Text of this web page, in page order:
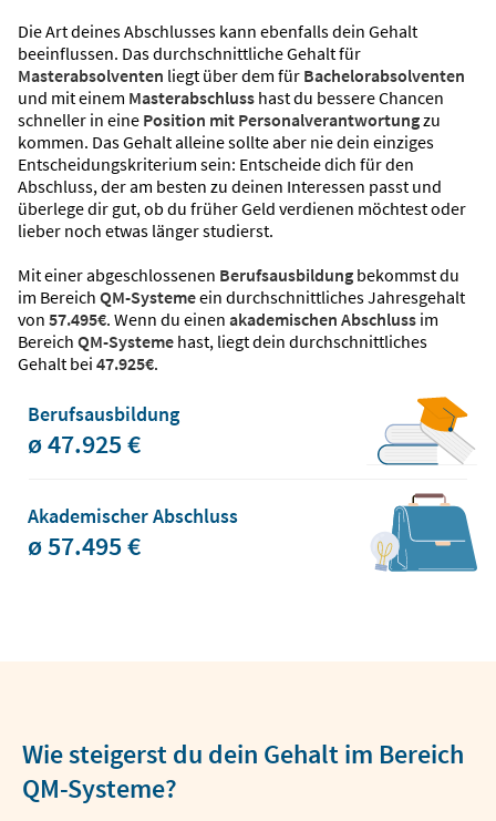
Die Art deines Abschlusses kann ebenfalls dein Gehalt
beeinflussen. Das durchschnittliche Gehalt für
Masterabsolventen liegt über dem für Bachelorabsolventen
und mit einem Masterabschluss hast du bessere Chancen
schneller in eine Position mit Personalverantwortungzu
kommen. Das Gehalt alleine sollte aber nie dein einziges
Entscheidungskriterium sein: Entscheide dich für den
Abschluss, der am besten zu deinen Interessen passt und
überlege dir gut, ob du früher Geld verdienen möchtest oder
lieber noch etwas länger studierst.
Mit einer abgeschlossenen Berufsausbildung bekommst du
im Bereich QM-Systemeein durchschnittliches Jahresgehalt
von 57.495€. Wenn du einen akademischen Abschluss im
Bereich QM-Systeme hast, liegt dein durchschnittliches
Gehalt bei 47.925€.
Berufsausbildung
ø 47.925 €
Akademischer Abschluss
ø 57.495 €
Wie steigerst du dein Gehalt im Bereich
QM-Systeme?